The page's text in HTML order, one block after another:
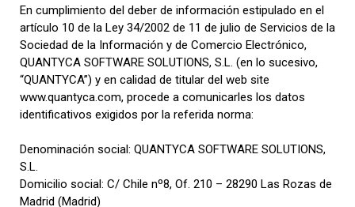
En cumplimiento del deber de información estipulado en el
artículo 10 de la Ley 34/2002 de 11 de julio de Servicios de la
Sociedad de la Información y de Comercio Electrónico,
QUANTYCA SOFTWARE SOLUTIONS, S.L. (en lo sucesivo,
“QUANTYCA”) y en calidad de titular del web site
www.quantyca.com, procede a comunicarles los datos
identificativos exigidos por la referida norma:
Denominación social: QUANTYCA SOFTWARE SOLUTIONS,
S.L.
Domicilio social: C/ Chile nº8, Of. 210 – 28290 Las Rozas de
Madrid (Madrid)